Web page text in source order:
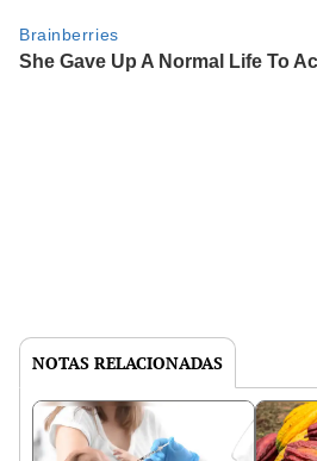
NOTAS RELACIONADAS